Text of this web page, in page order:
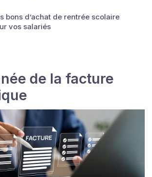
bons d’achat de rentrée scolaire
vos salariés
de la facture